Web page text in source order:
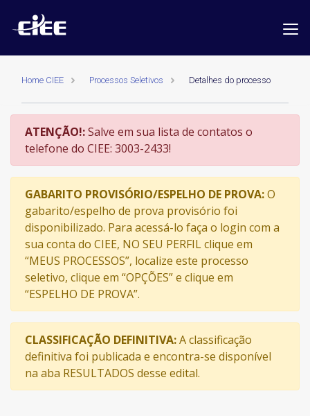
Home CIEE Processos Seletivos Detalhes do processo
ATENÇÃO!:Salve em sua lista de contatos o
telefone do CIEE: 3003-2433!
GABARITO PROVISÓRIO/ESPELHO DE PROVA:O
gabarito/espelho de prova provisório foi
disponibilizado. Para acessá-lo faça o login com a
sua conta do CIEE, NO SEU PERFIL clique em
“MEUS PROCESSOS”, localize este processo
seletivo, clique em “OPÇÕES” e clique em
“ESPELHO DE PROVA”.
CLASSIFICAÇÃO DEFINITIVA:A classificação
definitiva foi publicada e encontra-se disponível
na aba RESULTADOS desse edital.